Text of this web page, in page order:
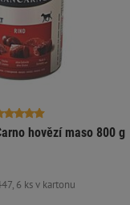
hovězí maso 800 g
6 ks v kartonu